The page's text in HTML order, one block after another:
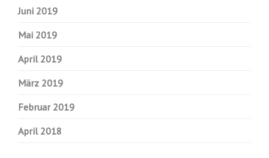
Juni 2019
Mai 2019
April 2019
März 2019
Februar 2019
April 2018